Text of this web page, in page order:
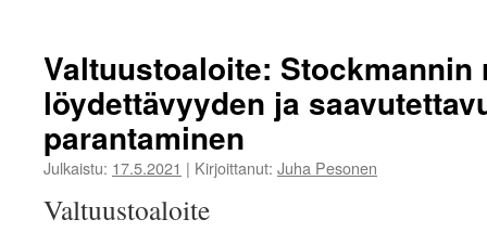
tärkeä
kilpailukykytekijä
Valtuustoaloite: Stockmannin
löydettävyyden ja
parantaminen
Julkaistu: 17.5.2021 | Kirjoittanut: Juha Pesonen
Valtuustoaloite